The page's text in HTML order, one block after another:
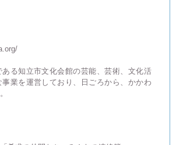
る知立市文化会館の芸能、芸術、文化活
業を運営しており、日ごろから、かかわ